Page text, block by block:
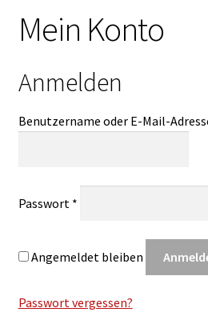
Mein Konto
Anmelden
Benutzername oder E-Mail-
Passwort *
Angemeldet bleiben
Passwort vergessen?